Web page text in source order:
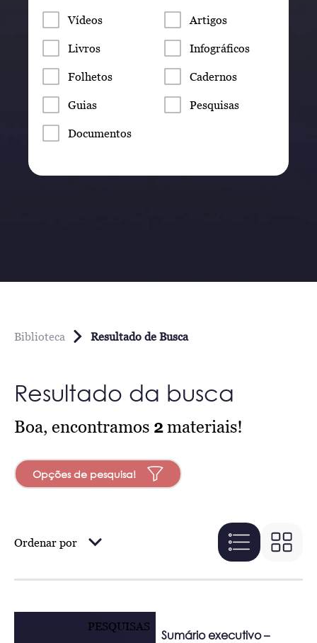
Vídeos Artigos
Livros Infográficos
Folhetos Cadernos
Guias Pesquisas
Documentos
Biblioteca Resultado de Busca
Resultado da busca
Boa, encontramos 2materiais!
Opções de pesquisa!
Ordenar por
PESQUISAS
Sumário executivo –